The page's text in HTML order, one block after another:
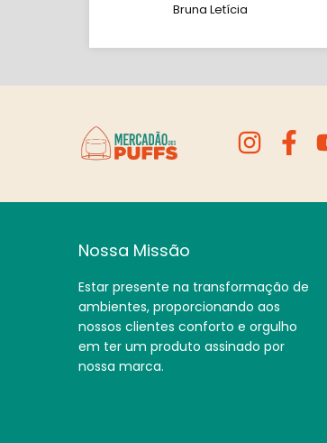
Super recomendo.
Bruna Letícia
Nossa Missão
Estar presente na transformação de
ambientes, proporcionando aos
nossos clientes conforto e orgulho
em ter um produto assinado por
nossa marca.